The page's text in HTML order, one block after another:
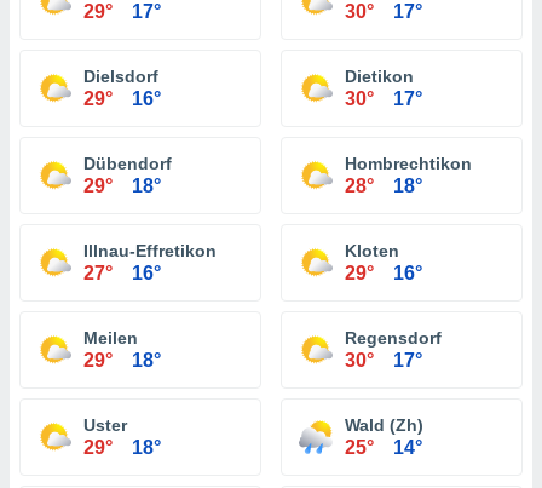
29° 17° 30° 17°
Dielsdorf
29° 16°
Dietikon
30° 17°
Dübendorf
29° 18°
Hombrechtikon
28° 18°
Illnau-Effretikon
27° 16°
Kloten
29° 16°
Meilen
29° 18°
Regensdorf
30° 17°
Uster
29° 18°
Wald (Zh)
25° 14°